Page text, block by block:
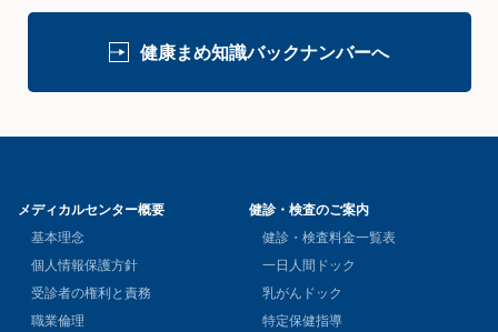
健康まめ知識バックナンバーへ
メディカルセンター概要
基本理念
個人情報保護方針
受診者の権利と責務
職業倫理
健診・検査のご案内
健診・検査料金一覧表
一日人間ドック
乳がんドック
特定保健指導